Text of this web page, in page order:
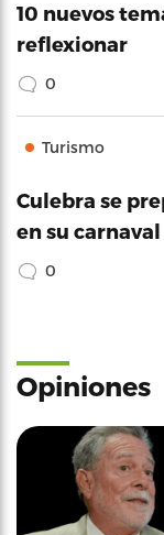
10 nuevos
reflexionar
0
Turismo
Culebra se
en su carnaval
0
Opiniones